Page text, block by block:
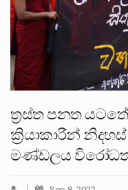
ත්‍රස්ත පනත
ක්‍රියාකාරීන්
මණ්ඩලය